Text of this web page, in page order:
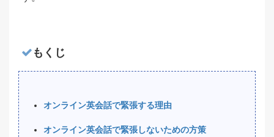
もくじ
オンライン英会話で緊張する理由
オンライン英会話で緊張しないための方策